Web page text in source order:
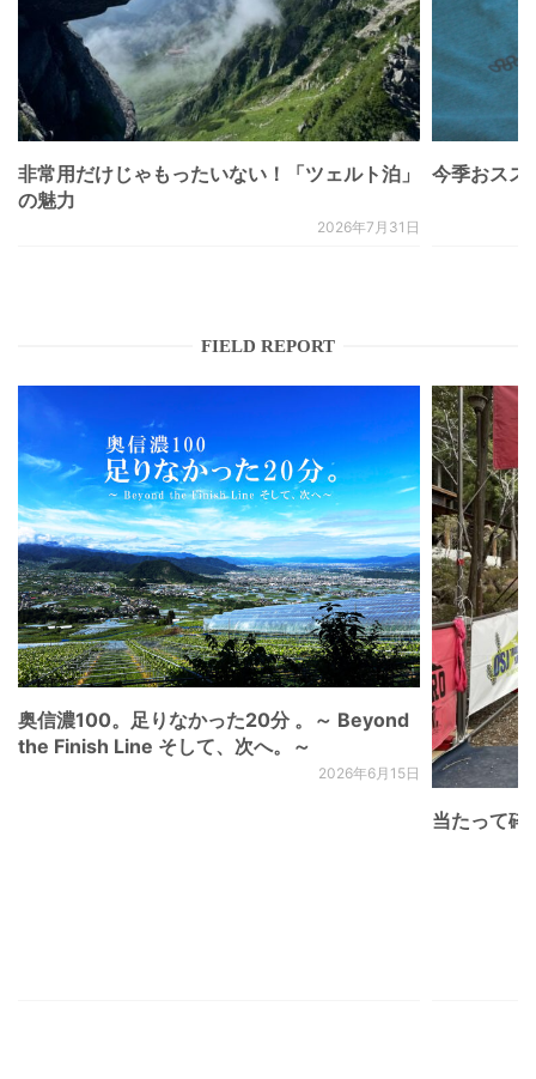
非常用だけじゃもったいない！「ツェルト泊」
の魅力
2026年7月31日
今季おスス
FIELD REPORT
奥信濃100。足りなかった20分 。～ Beyond
the Finish Line そして、次へ。～
2026年6月15日
当たって砕